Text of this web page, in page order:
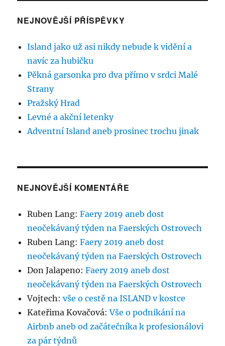
NEJNOVĚJŠÍ PŘÍSPĚVKY
Island jako už asi nikdy nebude k vidění a
navíc za hubičku
Pěkná garsonka pro dva přímo v srdci Malé
Strany
Pražský Hrad
Levné a akční letenky
Adventní Island aneb prosinec trochu jinak
NEJNOVĚJŠÍ KOMENTÁŘE
Ruben Lang:Faery 2019 aneb dost
neočekávaný týden na Faerských Ostrovech
Ruben Lang:Faery 2019 aneb dost
neočekávaný týden na Faerských Ostrovech
Don Jalapeno:Faery 2019 aneb dost
neočekávaný týden na Faerských Ostrovech
Vojtech:vše o cestě na ISLAND v kostce
Kateřima Kovačová:Vše o podnikání na
Airbnb aneb od začátečníka k profesionálovi
za pár týdnů